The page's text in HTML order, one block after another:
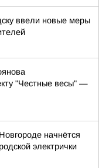
ввели новые меры
"Честные весы" —
начнётся
электрички